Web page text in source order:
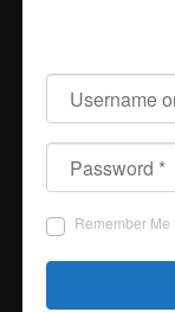
Username or Email
Password
Remember Me